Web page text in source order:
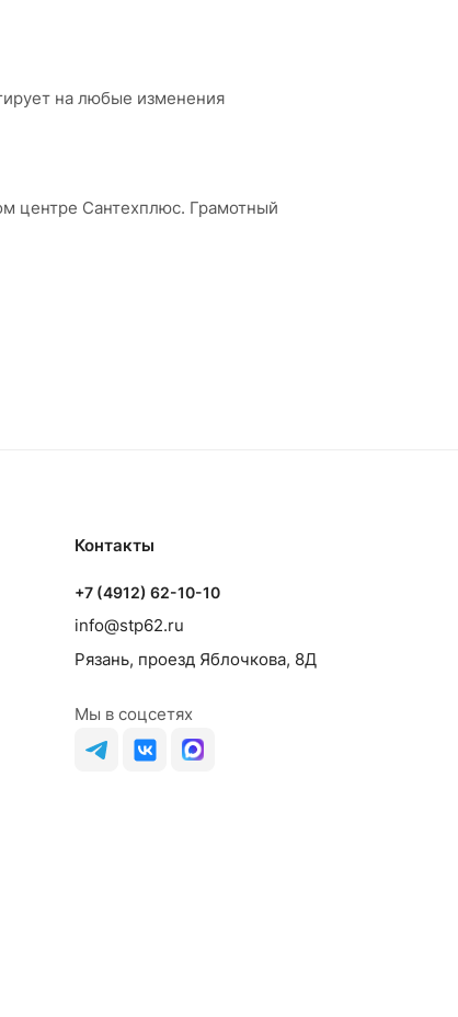
на любые изменения
центре Сантехплюс. Грамотный
Контакты
+7 (4912) 62-10-10
info@stp62.ru
Рязань, проезд Яблочкова, 8Д
Мы в соцсетях